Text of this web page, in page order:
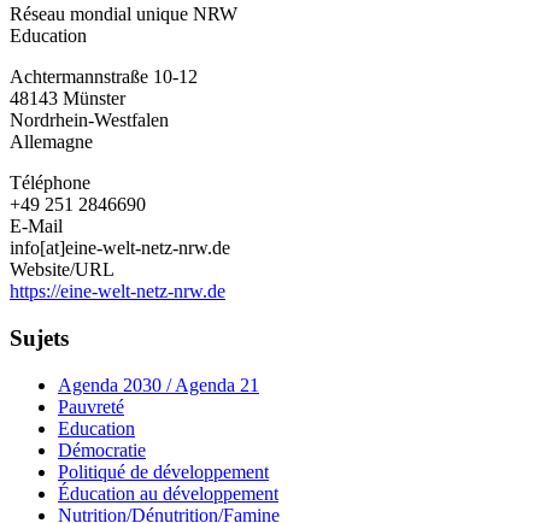
mondial
Réseau mondial unique NRW
Education
Achtermannstraße 10-12
48143 Münster
Nordrhein-Westfalen
Allemagne
Téléphone
+49 251 2846690
E-Mail
info[at]eine-welt-netz-nrw.de
Website/URL
https://eine-welt-netz-nrw.de
Sujets
Agenda 2030 / Agenda 21
Pauvreté
Education
Démocratie
Politiqué de développement
Éducation au développement
Nutrition/Dénutrition/Famine